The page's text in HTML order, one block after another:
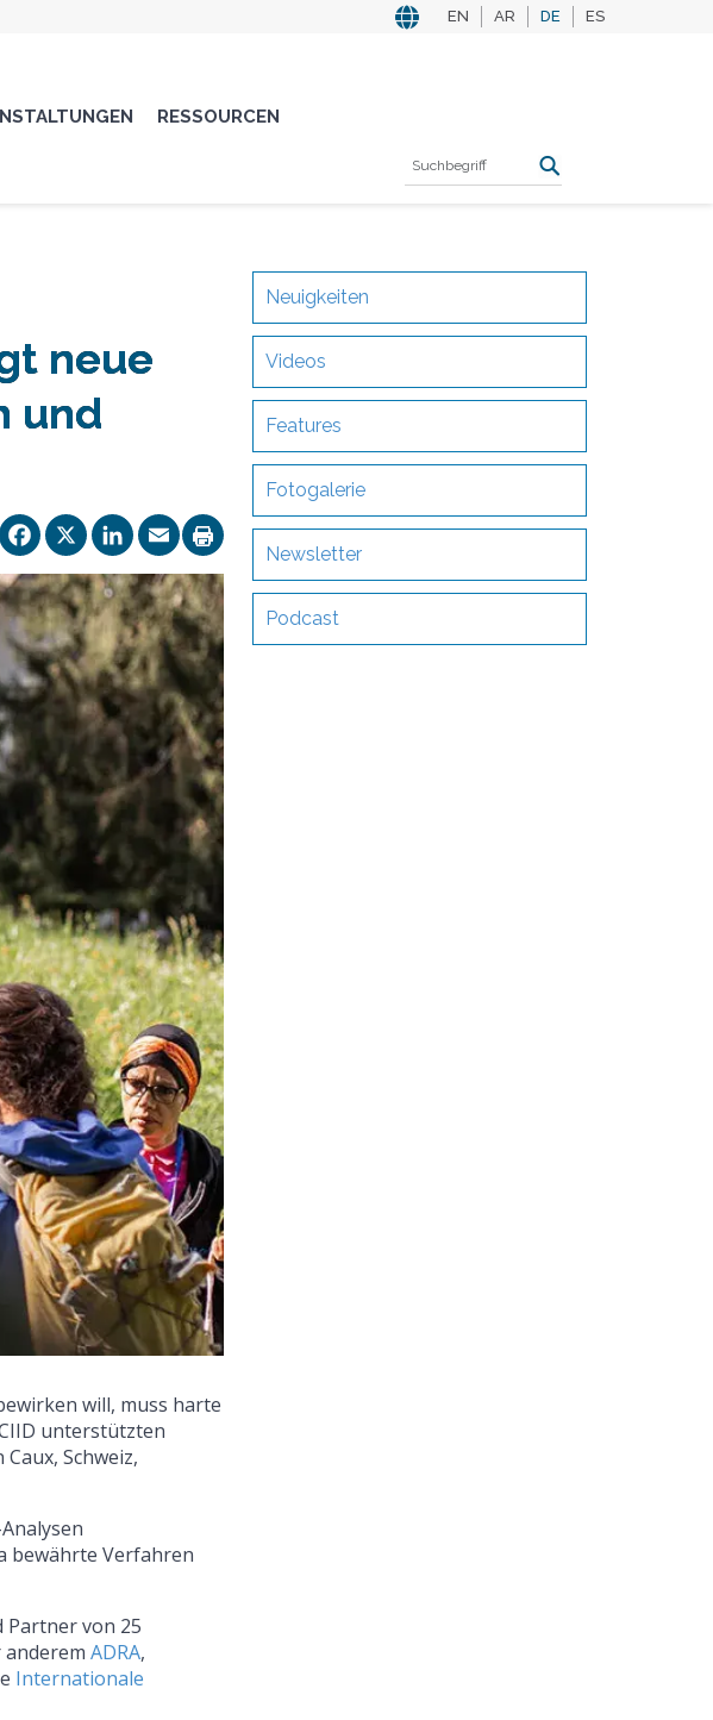
EN AR DE ES
RESSOURCEN
neue
und
Facebook
X LinkedIn
Email
will, muss harte
unterstützten
Schweiz,
bewährte Verfahren
Partner von 25
ADRA,
Internationale
Neuigkeiten
Videos
Features
Fotogalerie
Newsletter
Podcast